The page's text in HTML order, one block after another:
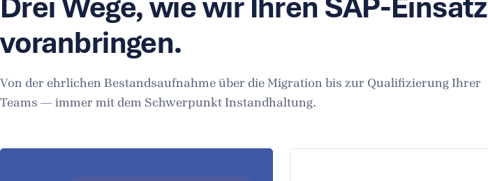
voranbringen.
Von der ehrlichen Bestandsaufnahme über die Migration bis zur Qualifizierung Ihrer
Teams — immer mit dem Schwerpunkt Instandhaltung.